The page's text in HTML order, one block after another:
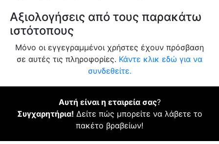
Αξιολογήσεις από τους παρακάτω
ιστότοπους
Μόνο οι εγγεγραμμένοι χρήστες έχουν πρόσβαση
σε αυτές τις πληροφορίες. Κάντε κλικ εδώ για να
συνδεθείτε.
Αυτή είναι η εταιρεία σας?
Συγχαρητήρια! Δείτε πώς μπορείτε να λάβετε το
πακέτο βραβείων!